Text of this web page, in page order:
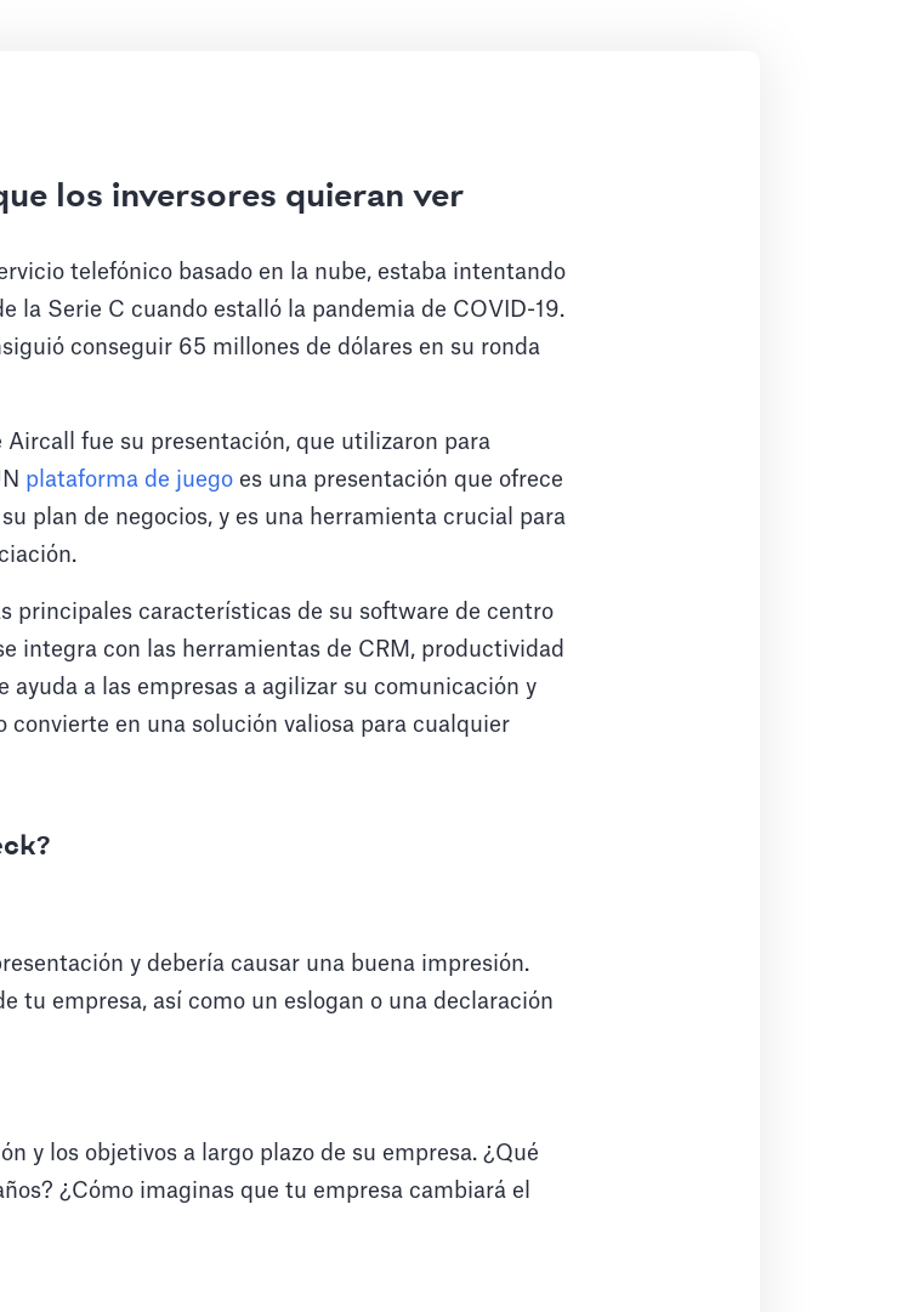
los inversores quieran ver
telefónico basado en la nube, estaba intentando
la Serie C cuando estalló la pandemia de COVID-19.
conseguir 65 millones de dólares en su ronda
fue su presentación, que utilizaron para
plataforma de juego es una presentación que ofrece
plan de negocios, y es una herramienta crucial para
principales características de su software de centro
integra con las herramientas de CRM, productividad
ayuda a las empresas a agilizar su comunicación y
convierte en una solución valiosa para cualquier
y debería causar una buena impresión.
tu empresa, así como un eslogan o una declaración
y los objetivos a largo plazo de su empresa. ¿Qué
¿Cómo imaginas que tu empresa cambiará el